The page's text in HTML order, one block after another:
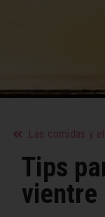
Tips
vientre